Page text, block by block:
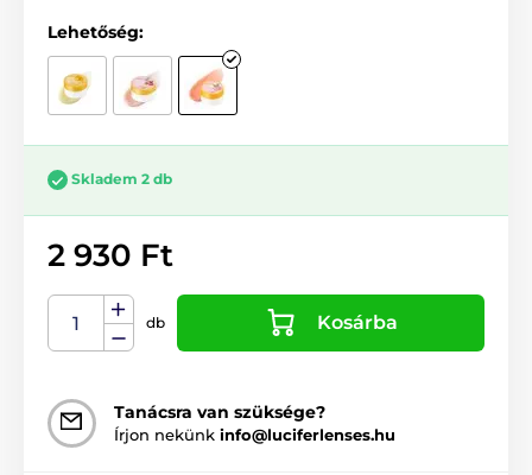
Lehetőség:
Skladem 2 db
2 930 Ft
db Kosárba
Tanácsra van szüksége?
Írjon nekünk info@luciferlenses.hu